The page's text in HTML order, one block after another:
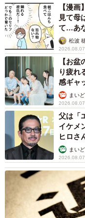
2026.08.07
「即座
ンの入
からの
中将
2026.08.07
「本は
共感し
読 「家
山岡
2026.08.07
「本は
共感し
読 「家
山岡
2026.08.07
友人
ら…注
【弁護